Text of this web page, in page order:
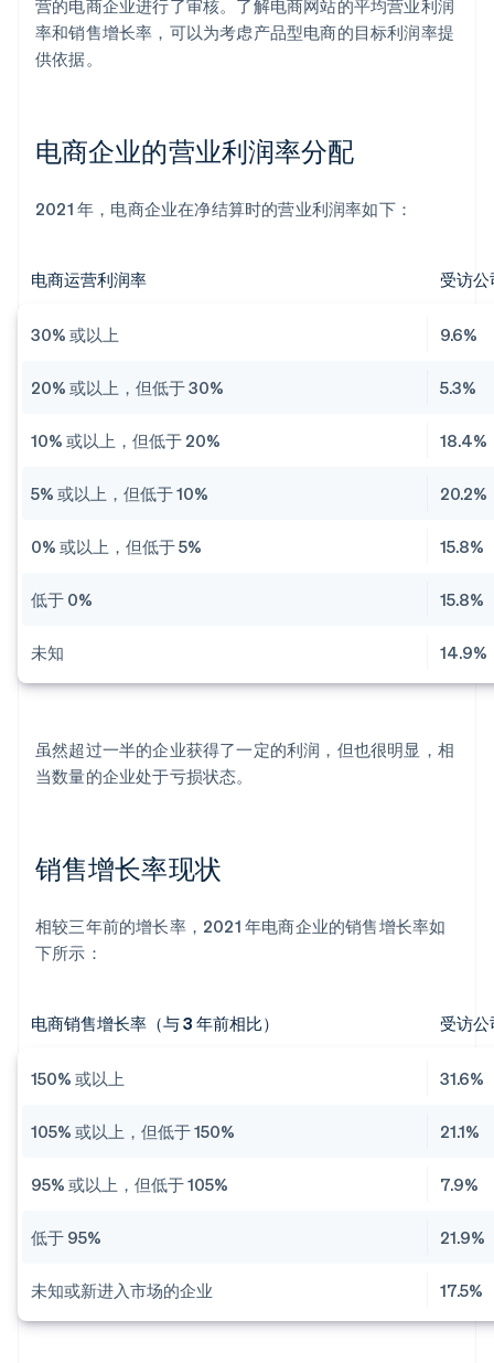
营的电商企业进行了审核。了解电商网站的平均营业利润
率和销售增长率，可以为考虑产品型电商的目标利润率提
供依据。
电商企业的营业利润率分配
2021 年，电商企业在净结算时的营业利润率如下：
电商运营利润率 受访
30% 或以上 9.6%
20% 或以上，但低于 30% 5.3%
10% 或以上，但低于 20% 18.4%
5% 或以上，但低于 10% 20.2%
0% 或以上，但低于 5% 15.8%
低于 0% 15.8%
未知 14.9%
虽然超过一半的企业获得了一定的利润，但也很明显，相
当数量的企业处于亏损状态。
销售增长率现状
相较三年前的增长率，2021 年电商企业的销售增长率如
下所示：
电商销售增长率（与 3 年前相比） 受访
150% 或以上 31.6%
105% 或以上，但低于 150% 21.1%
95% 或以上，但低于 105% 7.9%
低于 95% 21.9%
未知或新进入市场的企业 17.5%